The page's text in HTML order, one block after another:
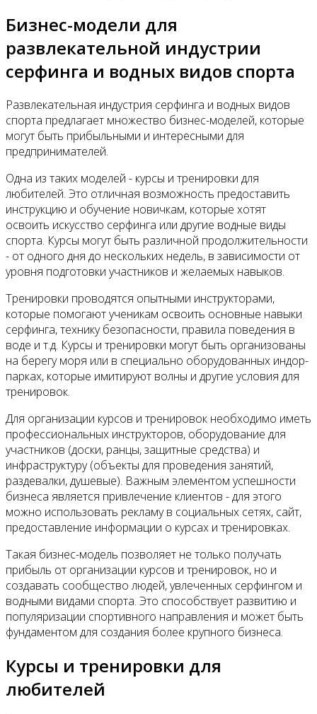
Бизнес-модели для
развлекательной индустрии
серфинга и водных видов спорта
Развлекательная индустрия серфинга и водных видов
спорта предлагает множество бизнес-моделей, которые
могут быть прибыльными и интересными для
предпринимателей.
Одна из таких моделей - курсы и тренировки для
любителей. Это отличная возможность предоставить
инструкцию и обучение новичкам, которые хотят
освоить искусство серфинга или другие водные виды
спорта. Курсы могут быть различной продолжительности
- от одного дня до нескольких недель, в зависимости от
уровня подготовки участников и желаемых навыков.
Тренировки проводятся опытными инструкторами,
которые помогают ученикам освоить основные навыки
серфинга, технику безопасности, правила поведения в
воде и т.д. Курсы и тренировки могут быть организованы
на берегу моря или в специально оборудованных индор-
парках, которые имитируют волны и другие условия для
тренировок.
Для организации курсов и тренировок необходимо иметь
профессиональных инструкторов, оборудование для
участников (доски, ранцы, защитные средства) и
инфраструктуру (объекты для проведения занятий,
раздевалки, душевые). Важным элементом успешности
бизнеса является привлечение клиентов - для этого
можно использовать рекламу в социальных сетях, сайт,
предоставление информации о курсах и тренировках.
Такая бизнес-модель позволяет не только получать
прибыль от организации курсов и тренировок, но и
создавать сообщество людей, увлеченных серфингом и
водными видами спорта. Это способствует развитию и
популяризации спортивного направления и может быть
фундаментом для создания более крупного бизнеса.
Курсы и тренировки для
любителей